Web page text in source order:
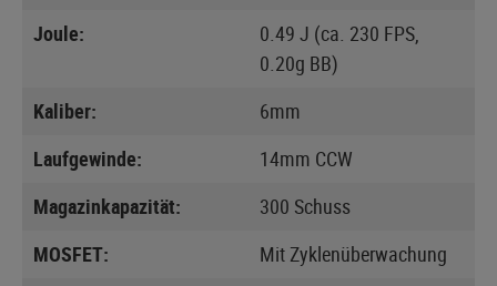
Joule:
0.49 J (ca. 230 FPS,
0.20g BB)
Kaliber:
6mm
Laufgewinde:
14mm CCW
Magazinkapazität:
300 Schuss
MOSFET:
Mit Zyklenüberwachung